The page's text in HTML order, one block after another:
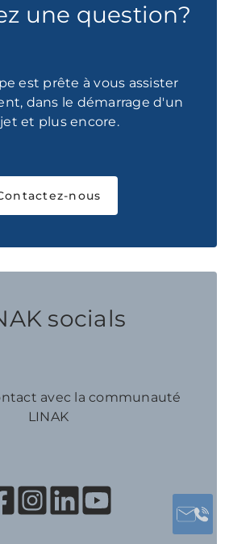
une question?
est prête à vous assister
dans le démarrage d'un
et plus encore.
nous
socials
avec la communauté
LINAK